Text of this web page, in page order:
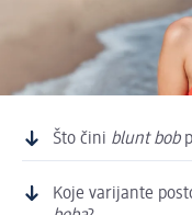
Što čini blunt bob
Koje varijante